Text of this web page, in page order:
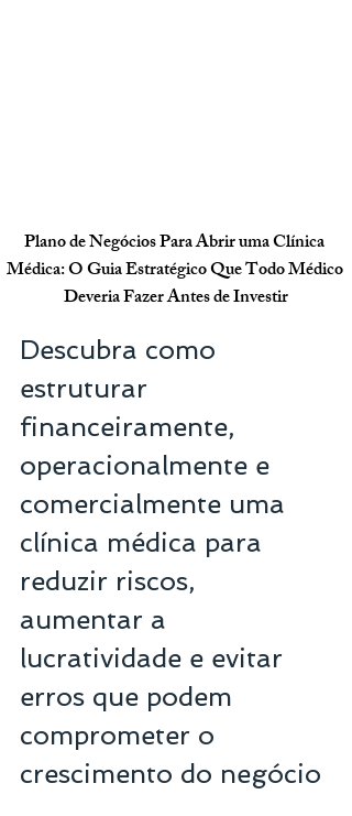
Plano de Negócios Para Abrir uma Clínica
Médica: O Guia Estratégico Que Todo Médico
Deveria Fazer Antes de Investir
Descubra como
estruturar
financeiramente,
operacionalmente e
comercialmente uma
clínica médica para
reduzir riscos,
aumentar a
lucratividade e evitar
erros que podem
comprometer o
crescimento do negócio